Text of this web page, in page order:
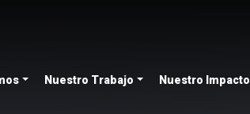
Nuestro Trabajo Nuestro Impacto